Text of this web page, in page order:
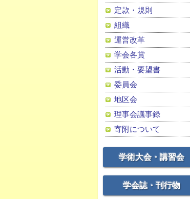
定款・規則
組織
運営改革
学会各賞
活動・要望書
委員会
地区会
理事会議事録
寄附について
学術大会・講習会
学会誌・刊行物